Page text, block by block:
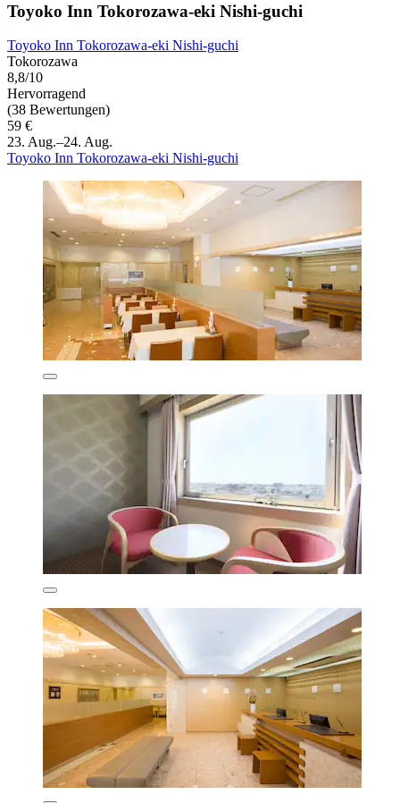
Toyoko Inn Tokorozawa-eki Nishi-guchi
Toyoko Inn Tokorozawa-eki Nishi-guchi
Tokorozawa
8,8/10
Hervorragend
(38 Bewertungen)
59 €
23. Aug.–24. Aug.
Toyoko Inn Tokorozawa-eki Nishi-guchi